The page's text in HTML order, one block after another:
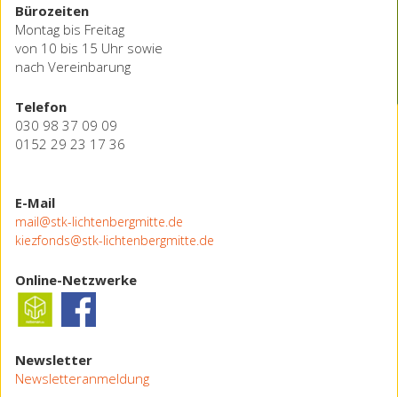
Bürozeiten
Montag bis Freitag
von 10 bis 15 Uhr sowie
nach Vereinbarung
Telefon
030 98 37 09 09
0152 29 23 17 36
E-Mail
mail@stk-lichtenbergmitte.de
kiezfonds@stk-lichtenbergmitte.de
Online-Netzwerke
Newsletter
Newsletteranmeldung